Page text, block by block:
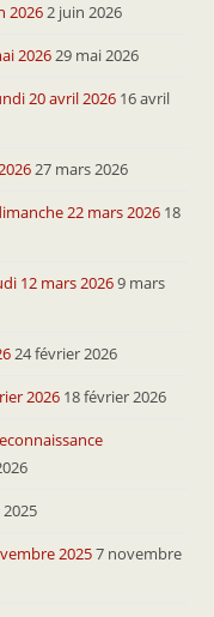
20262 juin 2026
202629 mai 2026
20 avril 2026 16 avril
27 mars 2026
22 mars 2026 18
12 mars 20269 mars
24 février 2026
2026 18 février 2026
20257 novembre